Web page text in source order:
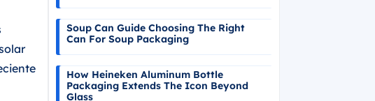
Soup Can Guide Choosing The Right
Can For Soup Packaging
How Heineken Aluminum Bottle
Packaging Extends The Icon Beyond
Glass